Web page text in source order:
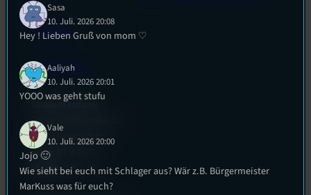
Empfang
EPK & Presse
Studentenfunk
Universitätsstraße 31
93053 Regensburg
Büro:
Studio:SH 1.39
Sasa
10. Juli. 2026 20:08
Hey ! Lieben Gruß von mom ♡
Aaliyah
10. Juli. 2026 20:01
YOOO was geht stufu
Vale
10. Juli. 2026 20:00
Jojo 🙂
Wie sieht bei euch mit Schlager aus? Wär z.B. Bürgermeister
MarKuss was für euch?